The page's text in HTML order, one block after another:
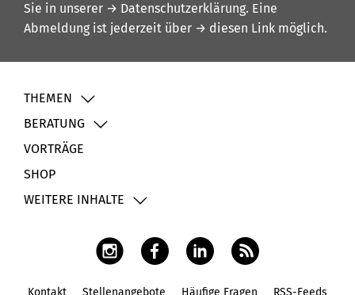
Sie in unserer → Datenschutzerklärung. Eine
Abmeldung ist jederzeit über → diesen Link möglich.
THEMEN
BERATUNG
VORTRÄGE
SHOP
WEITERE INHALTE